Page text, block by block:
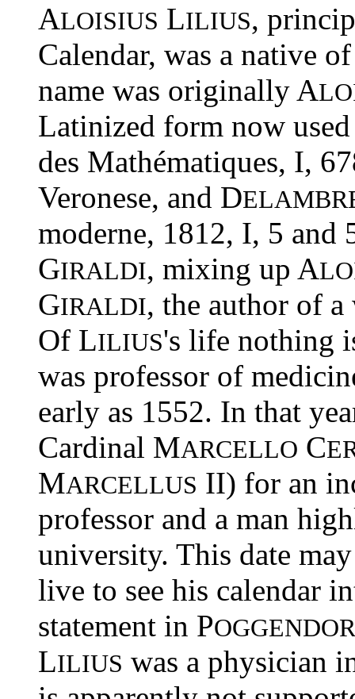
ALOISIUS LILIUS,
Calendar, was a native
name was originally A
Latinized form now
des Mathématiques, I,
Veronese, and D
moderne, 1812, I, 5 and
GIRALDI, mixing up A
GIRALDI, the author of
Of LILIUS's life nothing
was professor of
early as 1552. In that
Cardinal MARCELLO C
MARCELLUS II) for an
professor and a man
university. This date
live to see his calendar
statement in P
LILIUS was a physician